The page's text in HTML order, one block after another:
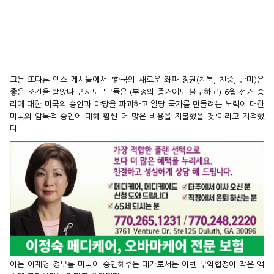
그는 또다른 엑스 게시물에서 "한국의 새로운 좌파 정권(친북, 친중, 반미)은
좋은 조건을 받았다"면서도 "그들은 (부정의 증거에도 불구하고) 6월 선거 승
리에 대한 미국의 승인과 야당을 파괴하고 일당 국가를 만들려는 노력에 대한
미국의 암묵적 승인에 대해 훨씬 더 많은 비용을 지불했을 것"이라고 지적했
다.
이는 이재명 정부를 미국이 승인해주는 대가로서는 이번 무역협정이 작은 액